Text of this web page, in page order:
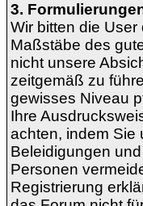
3.
Wir bitten die
Maßstäbe des
nicht unsere
zeitgemäß zu
gewisses Niveau
Ihre
achten, indem Sie
Beleidigungen
Personen
Registrierung